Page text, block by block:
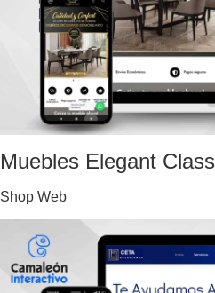
Muebles Elegant Class
Shop Web